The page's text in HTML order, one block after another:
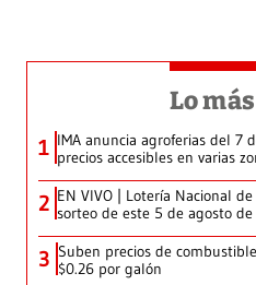
Lo
1 IMA anuncia agroferias del 7
precios accesibles en varias
2 EN VIVO | Lotería Nacional
sorteo de este 5 de agosto
3 Suben precios de
$0.26 por galón